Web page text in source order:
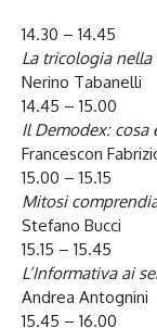
14.30 – 14.45
La tricologia
Nerino Tabanelli
14.45 – 15.00
Il Demodex: cosa
Francescon
15.00 – 15.15
Mitosi
Stefano Bucci
15.15 – 15.45
L’Informativa ai
Andrea Antognini
15.45 – 16.00